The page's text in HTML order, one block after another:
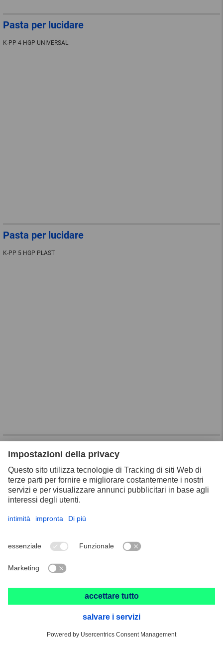
Pasta per lucidare
K-PP 4 HGP UNIVERSAL
Pasta per lucidare
K-PP 5 HGP PLAST
Dati tecnici
Descrizione
Caratteristiche
Suggerimenti di applicazione